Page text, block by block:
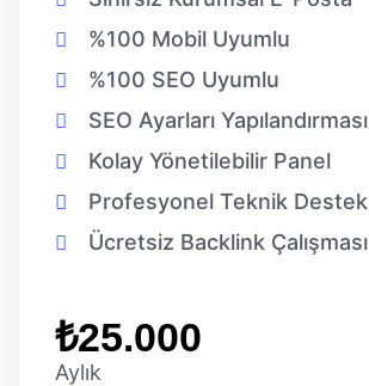
%100 Mobil Uyumlu
%100 SEO Uyumlu
SEO Ayarları Yapılandırması
Kolay Yönetilebilir Panel
Profesyonel Teknik Destek
Ücretsiz Backlink Çalışması
₺25.000
Aylık